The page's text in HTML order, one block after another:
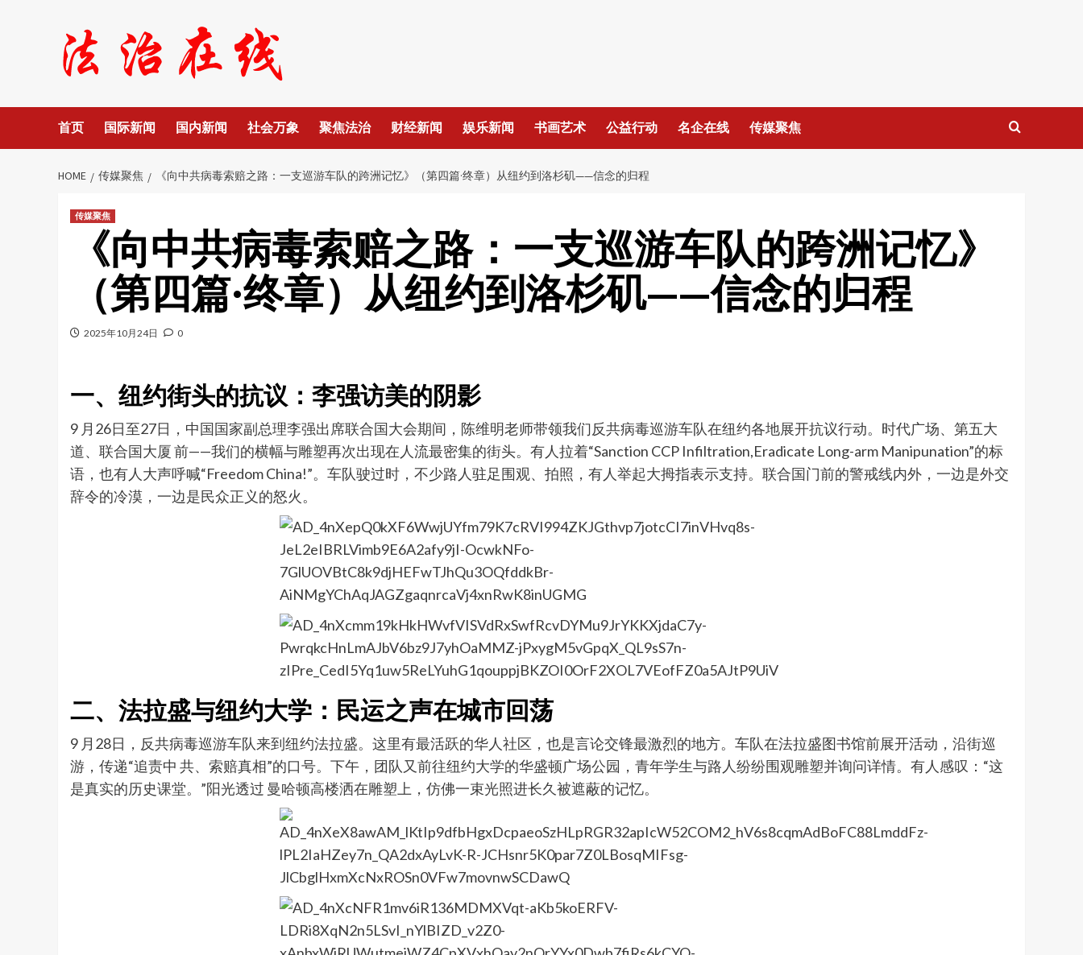
首页 国际新闻 国内新闻 社会万象 聚焦法治 财经新闻 娱乐新闻 书画艺术 公益行动 名企在线 传媒聚焦
HOME 传媒聚焦 《向中共病毒索赔之路：一支巡游车队的跨洲记忆》（第四篇·终章）从纽约到洛杉矶——信念的归程
传媒聚焦
《向中共病毒索赔之路：一支巡游车队的跨洲记忆》
（第四篇·终章）从纽约到洛杉矶——信念的归程
2025年10月24日 0
一、纽约街头的抗议：李强访美的阴影
9 月26日至27日，中国国家副总理李强出席联合国大会期间，陈维明老师带领我们反共病毒巡游车队在纽约各地展开抗议行动。时代广场、第五大
道、联合国大厦 前——我们的横幅与雕塑再次出现在人流最密集的街头。有人拉着“Sanction CCP Infiltration,Eradicate Long-arm Manipunation”的标
语，也有人大声呼喊“Freedom China!”。车队驶过时，不少路人驻足围观、拍照，有人举起大拇指表示支持。联合国门前的警戒线内外，一边是外交
辞令的冷漠，一边是民众正义的怒火。
二、法拉盛与纽约大学：民运之声在城市回荡
9 月28日，反共病毒巡游车队来到纽约法拉盛。这里有最活跃的华人社区，也是言论交锋最激烈的地方。车队在法拉盛图书馆前展开活动，沿街巡
游，传递“追责中 共、索赔真相”的口号。下午，团队又前往纽约大学的华盛顿广场公园，青年学生与路人纷纷围观雕塑并询问详情。有人感叹：“这
是真实的历史课堂。”阳光透过 曼哈顿高楼洒在雕塑上，仿佛一束光照进长久被遮蔽的记忆。